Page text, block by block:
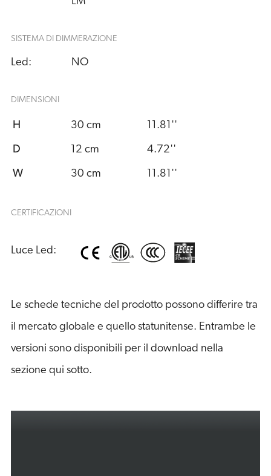
SISTEMA DI DIMMERAZIONE
Led: NO
DIMENSIONI
H 30 cm 11.81''
D 12 cm 4.72''
W 30 cm 11.81''
CERTIFICAZIONI
Luce Led:
Le schede tecniche del prodotto possono differire tra
il mercato globale e quello statunitense. Entrambe le
versioni sono disponibili per il download nella
sezione qui sotto.